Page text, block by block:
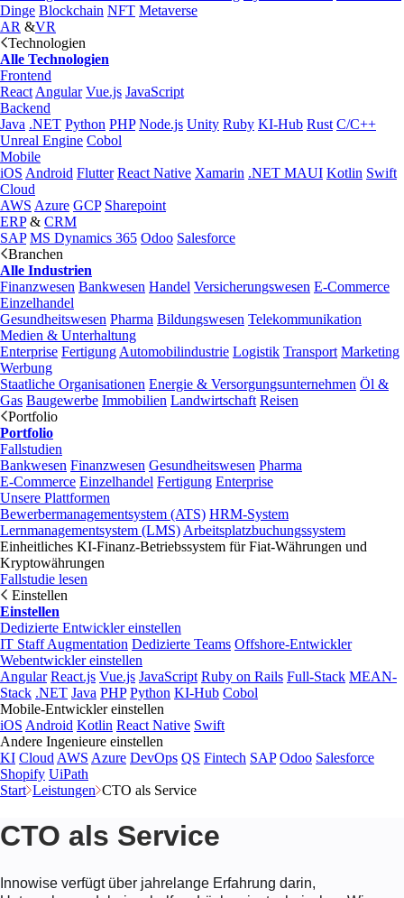
Dinge Blockchain NFT Metaverse
AR &VR
Technologien
Alle Technologien
Frontend
React Angular Vue.js JavaScript
Backend
Java .NET Python PHP Node.js Unity Ruby KI-Hub Rust C/C++
Unreal Engine Cobol
Mobile
iOS Android Flutter React Native Xamarin .NET MAUI Kotlin Swift
Cloud
AWS Azure GCP Sharepoint
ERP& CRM
SAP MS Dynamics 365 Odoo Salesforce
Branchen
Alle Industrien
Finanzwesen Bankwesen Handel Versicherungswesen E-Commerce
Einzelhandel
Gesundheitswesen Pharma Bildungswesen Telekommunikation
Medien & Unterhaltung
Enterprise Fertigung Automobilindustrie Logistik Transport Marketing
Werbung
Staatliche Organisationen Energie & Versorgungsunternehmen Öl &
Gas Baugewerbe Immobilien Landwirtschaft Reisen
Portfolio
Portfolio
Fallstudien
Bankwesen Finanzwesen Gesundheitswesen Pharma
E-Commerce Einzelhandel Fertigung Enterprise
Unsere Plattformen
Bewerbermanagementsystem (ATS) HRM-System
Lernmanagementsystem (LMS) Arbeitsplatzbuchungssystem
Einheitliches KI-Finanz-Betriebssystem für Fiat-Währungen und
Kryptowährungen
Fallstudie lesen
Einstellen
Einstellen
Dedizierte Entwickler einstellen
IT Staff Augmentation Dedizierte Teams Offshore-Entwickler
Webentwickler einstellen
Angular React.js Vue.js JavaScript Ruby on Rails Full-Stack MEAN-
Stack .NET Java PHP Python KI-Hub Cobol
Mobile-Entwickler einstellen
iOS Android Kotlin React Native Swift
Andere Ingenieure einstellen
KI Cloud AWS Azure DevOps QS Fintech SAP Odoo Salesforce
Shopify UiPath
Start Leistungen CTO als Service
CTO als Service
Innowise verfügt über jahrelange Erfahrung darin,